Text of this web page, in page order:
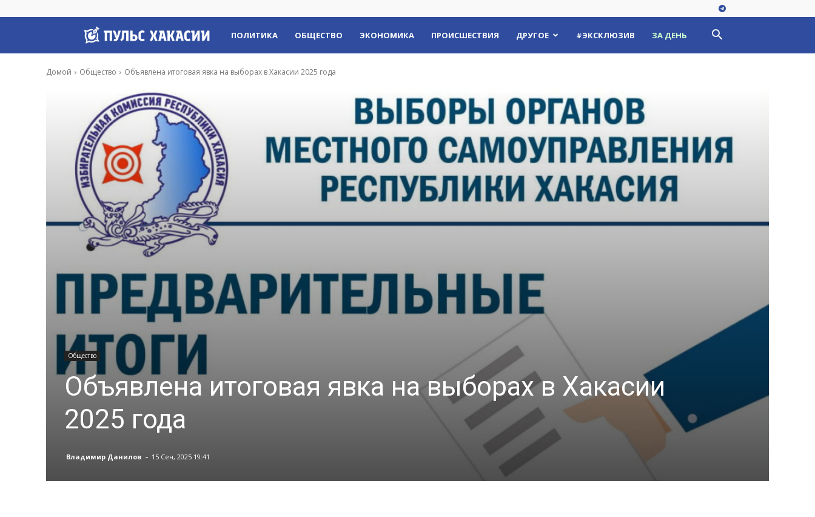
Пульс
Хакасии
ПОЛИТИКА ОБЩЕСТВО ЭКОНОМИКА ПРОИСШЕСТВИЯ ДРУГОЕ #ЭКСКЛЮЗИВ ЗА ДЕНЬ
Домой Общество Объявлена итоговая явка на выборах в Хакасии 2025 года
Общество
Объявлена итоговая явка на выборах в Хакасии
2025 года
Владимир Данилов - 15 Сен, 2025 19:41